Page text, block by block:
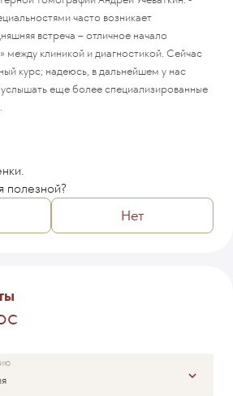
часто возникает
встреча – отличное начало
между клиникой и диагностикой. Сейчас
курс; надеюсь, в дальнейшем у нас
еще более специализированные
полезной?
Нет